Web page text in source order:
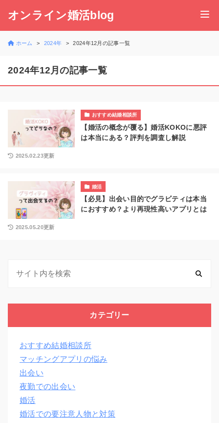
オンライン婚活blog
ホーム 2024年 2024年12月の記事一覧
2024年12月の記事一覧
おすすめ結婚相談所
【婚活の概念が覆る】婚活KOKOに悪評
は本当にある？評判を調査し解説
2025.02.23更新
婚活
【必見】出会い目的でグラビティは本当
におすすめ？より再現性高いアプリとは
2025.05.20更新
カテゴリー
おすすめ結婚相談所
マッチングアプリの悩み
出会い
夜勤での出会い
婚活
婚活での要注意人物と対策